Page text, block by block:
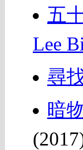
五
Lee
尋
暗